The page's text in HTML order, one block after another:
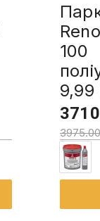
100
9,99